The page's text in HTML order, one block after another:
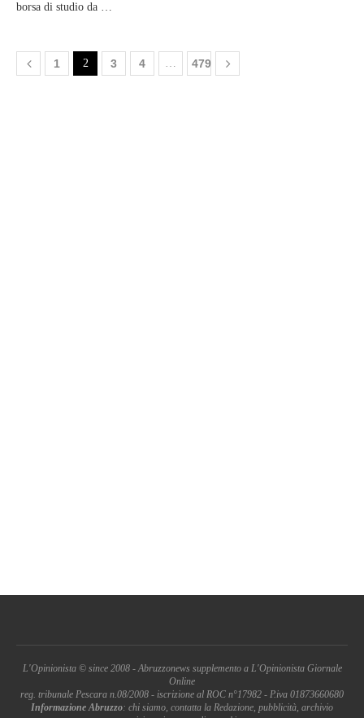
borsa di studio da …
1 2 3 4 … 479
L'Opinionista © since 2008 - Abruzzonews supplemento a L'Opinionista Giornale
Online
reg. tribunale Pescara n.08/2008 - iscrizione al ROC n°17982 - P.iva 01873660680
Informazione Abruzzo: chi siamo, contatta la Redazione, pubblicità, archivio